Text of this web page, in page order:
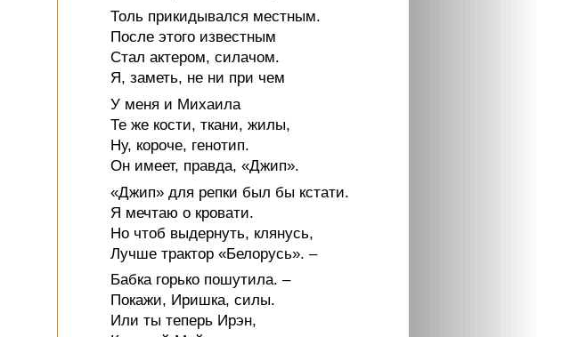
Толь прикидывался местным.
После этого известным
Стал актером, силачом.
Я, заметь, не ни при чем
У меня и Михаила
Те же кости, ткани, жилы,
Ну, короче, генотип.
Он имеет, правда, «Джип».
«Джип» для репки был бы кстати.
Я мечтаю о кровати.
Но чтоб выдернуть, клянусь,
Лучше трактор «Белорусь». –
Бабка горько пошутила. –
Покажи, Иришка, силы.
Или ты теперь Ирэн,